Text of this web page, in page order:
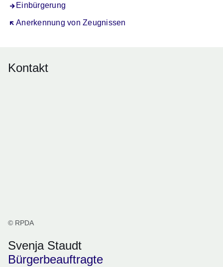
Einbürgerung
Anerkennung von Zeugnissen
Öffnet sich in einem neuen Fenster
Kontakt
© RPDA
Svenja Staudt
Bürgerbeauftragte